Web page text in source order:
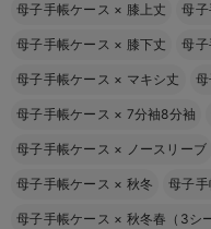
母子手帳ケース × 膝上丈 母
母子手帳ケース × 膝下丈 母
母子手帳ケース × マキシ丈
母子手帳ケース × 7分袖8分袖
母子手帳ケース × ノースリーブ
母子手帳ケース × 秋冬 母子
母子手帳ケース × 秋冬春（3シ